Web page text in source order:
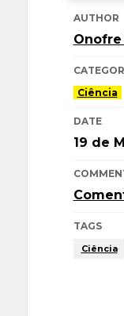
AUTHOR
Onofre
Ciência
DATE
19 de
TAGS
Ciência